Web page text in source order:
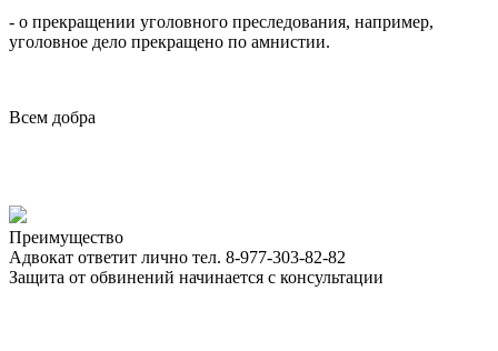
- о прекращении уголовного преследования, например,
уголовное дело прекращено по амнистии.
Всем добра
Преимущество
Адвокат ответит лично тел. 8-977-303-82-82
Защита от обвинений начинается с консультации